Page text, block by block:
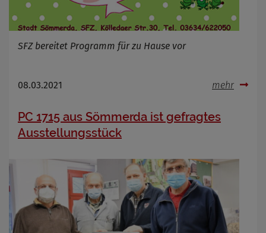
SFZ bereitet Programm für zu Hause vor
08.03.2021 mehr
PC 1715 aus Sömmerda ist gefragtes
Ausstellungsstück